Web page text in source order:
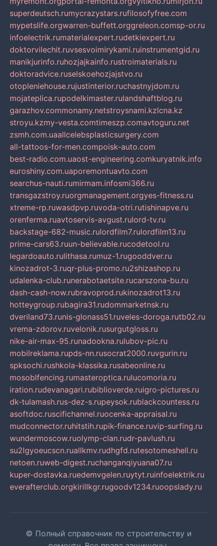
superdeutsch.rumycrazystars.rufilosofyfree.com
mypetslife.orgwarren-buffett.orggreleon.comsp-or.ru
infoelectrik.rumaterialexpert.rudetkiexpert.ru
doktorvilechit.ruvsesvoimirykami.ruinstrumentgid.ru
manikjurinfo.ruhozjajkainfo.rustroimaterials.ru
doktoradvice.ruselskoehozjajstvo.ru
otopleniehouse.rujustinterior.ruchastnyjdom.ru
mojateplica.rupodelkimaster.rulandshaftblog.ru
garazhov.commonamy.netstroysnami.kzlcna.kz
stroyu.kzmy-vesta.comtimeszp.comavtoguru.net
zsmh.com.uaallcelebsplasticsurgery.com
all-tattoos-for-men.compoisk-auto.com
best-radio.com.uaost-engineering.comkuryatnik.info
euroshiny.com.uaporemontuavto.com
searchus-nauti.rumirmam.infosmi366.ru
transgazstroy.ruorgmanagement.orgyes-fitness.ru
xtreme-rp.ruwasdpvp.ruvoda-otri.rutishinapve.ru
orenferma.ruavtoservis-avgust.rulord-tv.ru
backstage-682-music.rulordfilm7.rulordfilm13.ru
prime-cars63.ruun-believable.rucodetool.ru
legardoauto.rulithasa.rumuz-1.rugooddver.ru
kinozadrot-3.ruqr-plus-promo.ru2shizashop.ru
udalenka-club.runerabotaetsite.rucarszona-bu.ru
dash-cash-now.rubravoprod.rukinozadrot13.ru
hotteygroup.rubagira31.rudommarketnsk.ru
dveriland73.runis-glonass51.ruveles-doroga.rutb02.ru
vrema-zdorov.ruvelonik.rusurgutgloss.ru
nike-air-max-95.runadookna.rulubov-pic.ru
mobilreklama.rupds-nn.rusocrat2000.ruvgurin.ru
spksochi.rushkola-klassika.rusabeonline.ru
mosoblfencing.rumasteroptica.rulucomoria.ru
iration.rudevanagari.rubiblioverde.ruigro-pictures.ru
dk-tulamash.rus-dez-s.rupeysok.rublackcountess.ru
asoftdoc.ruscifichannel.ruocenka-appraisal.ru
mudconnector.ruhitstih.rupik-finance.ruvip-surfing.ru
wundermoscow.ruolymp-clan.rudr-pavlush.ru
su2lgyoeucscn.ruallkmv.rudhgfd.rutesotomeshell.ru
netoen.ruweb-digest.ruchanganqiyuana07.ru
kuper-dostavka.ruedemvgelen.ruytyt.ruinfoelektrik.ru
everafterclub.orgkirillkgr.rugoodv1234.ruoopslady.ru
© Полный справочник по строительству и